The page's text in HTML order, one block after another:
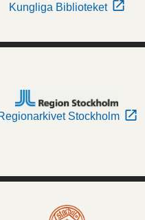
Kungliga Biblioteket
Stockholm